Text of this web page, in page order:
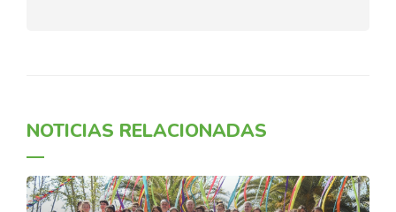
NOTICIAS RELACIONADAS